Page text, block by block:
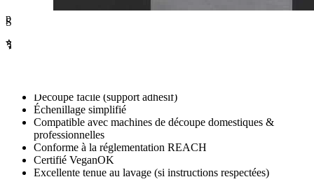
Siser Easy Puff Metallic – Flex PU 3D finition métallique brillante
premium et collections capsules.
✨ Les avantages du Easy Puff Metallic®
Découpe facile (support adhésif)
Échenillage simplifié
Compatible avec machines de découpe domestiques &
professionnelles
Conforme à la réglementation REACH
Certifié VeganOK
Excellente tenue au lavage (si instructions respectées)